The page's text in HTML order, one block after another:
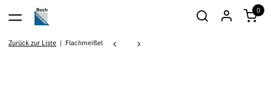
0
Zurück zur Liste Flachmeißel